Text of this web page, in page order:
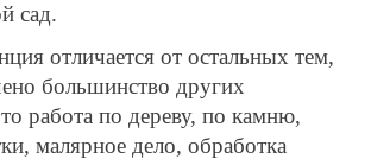
сад.
отличается от остальных тем,
большинство других
работа по дереву, по камню,
малярное дело, обработка